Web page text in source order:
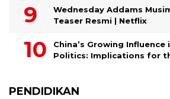
Wednesday Addams
Teaser Resmi | Netflix
China’s Growing
Politics: Implications for
PENDIDIKAN